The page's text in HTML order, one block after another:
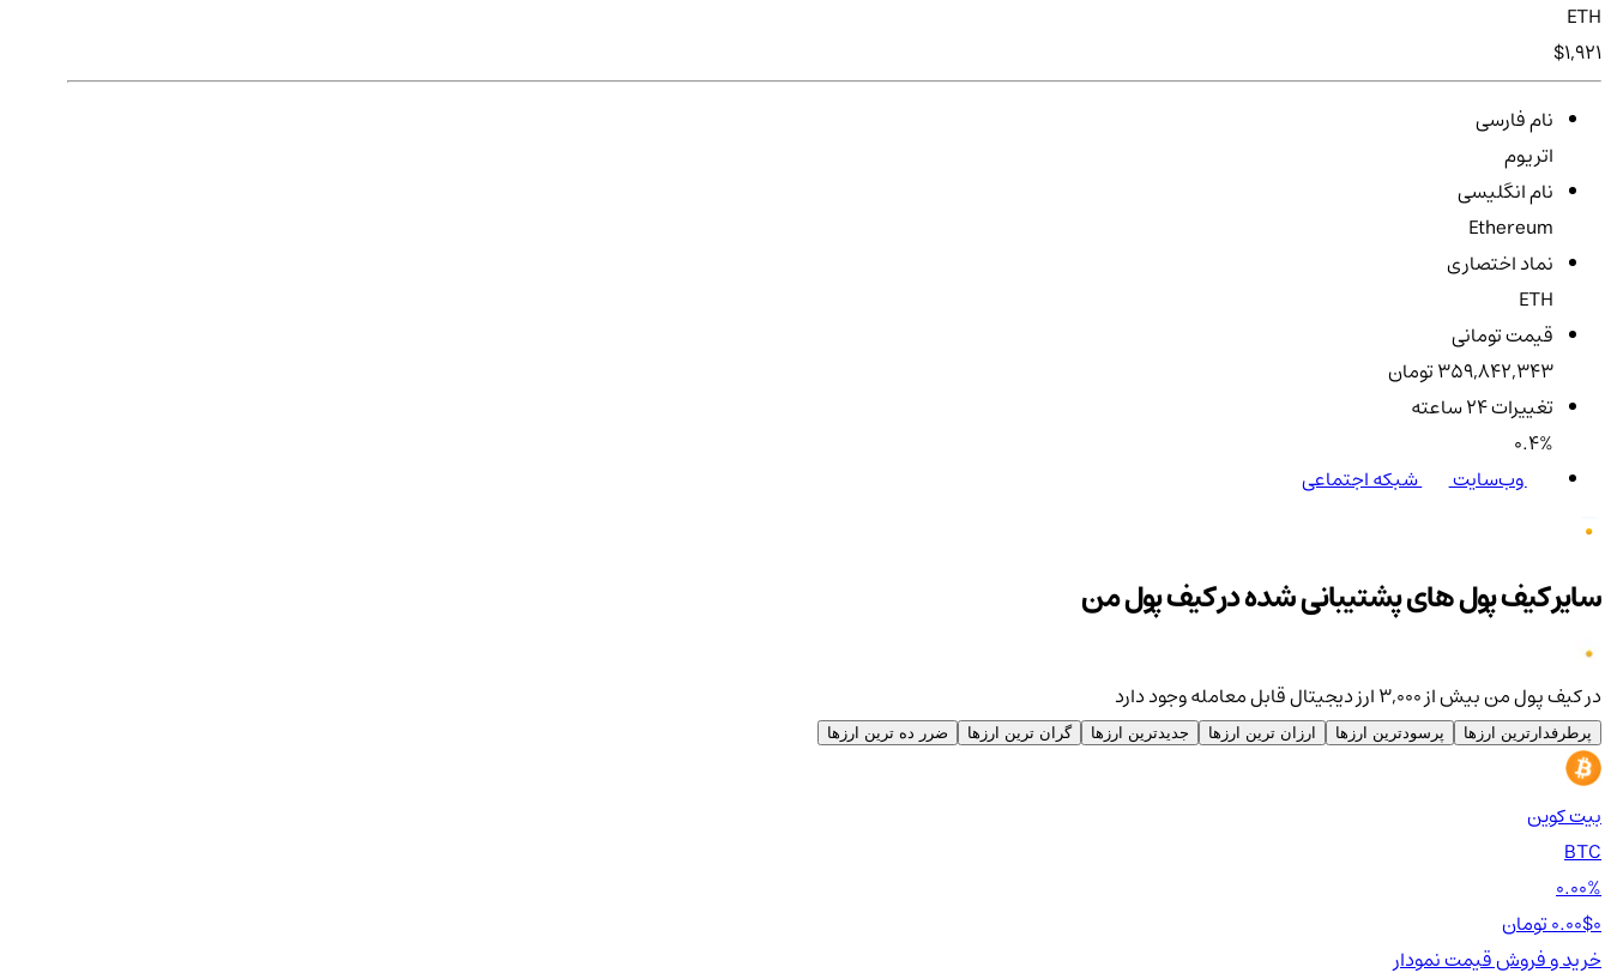
ETH
$1,921
نام فارسی
اتریوم
نام انگلیسی
Ethereum
نماد اختصاری
ETH
قیمت تومانی
359,842,343 تومان
تغییرات ۲۴ ساعته
0.4%
وب‌سایت
شبکه اجتماعی
سایر کیف پول های پشتیبانی شده در کیف پول من
در کیف پول من بیش از ۳,۰۰۰ ارز دیجیتال قابل معامله وجود دارد
پرطرفدارترین ارزها پرسودترین ارزها ارزان ترین ارزها جدیدترین ارزها گران ترین ارزها ضرر ده ترین ارزها
بیت کوین
BTC
0.00%
0.00$0 تومان
خرید و فروشقیمتنمودار